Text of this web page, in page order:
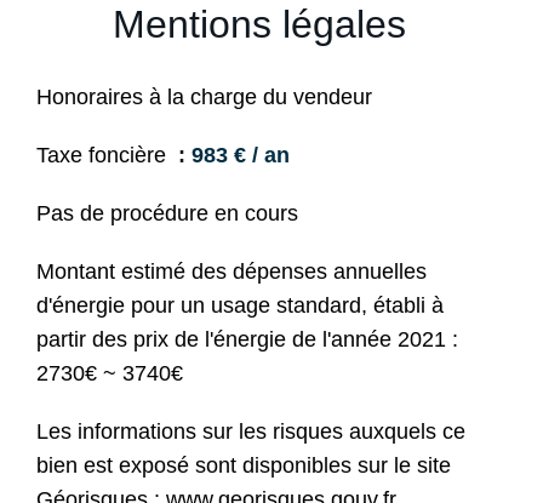
Mentions légales
Honoraires à la charge du vendeur
Taxe foncière 983 € / an
Pas de procédure en cours
Montant estimé des dépenses annuelles
d'énergie pour un usage standard, établi à
partir des prix de l'énergie de l'année 2021 :
2730€ ~ 3740€
Les informations sur les risques auxquels ce
bien est exposé sont disponibles sur le site